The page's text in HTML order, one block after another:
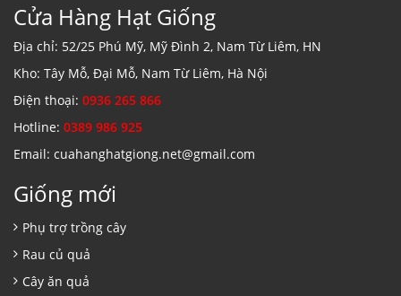
Cửa Hàng Hạt Giống
Địa chỉ: 52/25 Phú Mỹ, Mỹ Đình 2, Nam Từ Liêm, HN
Kho: Tây Mỗ, Đại Mỗ, Nam Từ Liêm, Hà Nội
Điện thoại: 0936 265 866
Hotline: 0389 986 925
Email: cuahanghatgiong.net@gmail.com
Giống mới
Phụ trợ trồng cây
Rau củ quả
Cây ăn quả